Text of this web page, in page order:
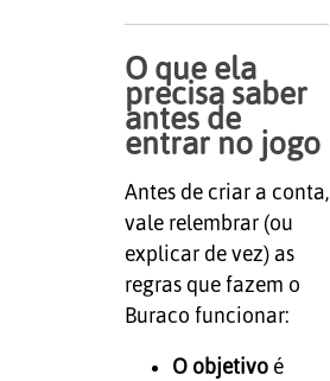
O que ela
precisa saber
antes de
entrar no jogo
Antes de criar a conta,
vale relembrar (ou
explicar de vez) as
regras que fazem o
Buraco funcionar:
O objetivoé